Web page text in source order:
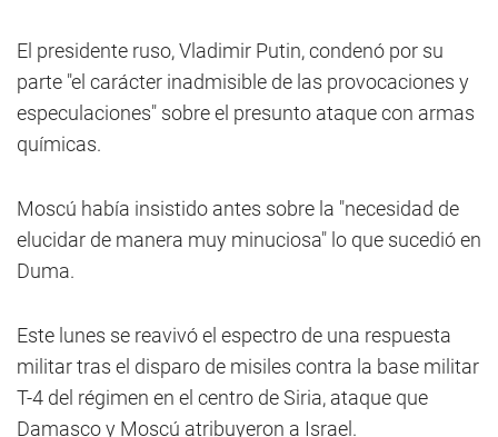
El presidente ruso, Vladimir Putin, condenó por su
parte "el carácter inadmisible de las provocaciones y
especulaciones" sobre el presunto ataque con armas
químicas.
Moscú había insistido antes sobre la "necesidad de
elucidar de manera muy minuciosa" lo que sucedió en
Duma.
Este lunes se reavivó el espectro de una respuesta
militar tras el disparo de misiles contra la base militar
T-4 del régimen en el centro de Siria, ataque que
Damasco y Moscú atribuyeron a Israel.